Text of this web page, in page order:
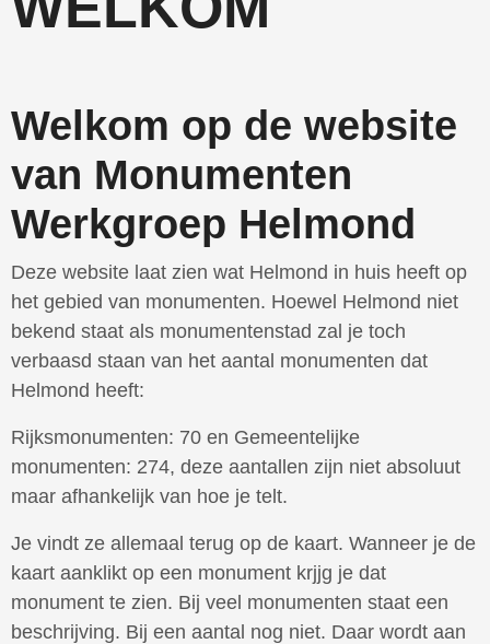
Welkom op de website
van Monumenten
Werkgroep Helmond
Deze website laat zien wat Helmond in huis heeft op
het gebied van monumenten. Hoewel Helmond niet
bekend staat als monumentenstad zal je toch
verbaasd staan van het aantal monumenten dat
Helmond heeft:
Rijksmonumenten: 70 en Gemeentelijke
monumenten: 274, deze aantallen zijn niet absoluut
maar afhankelijk van hoe je telt.
Je vindt ze allemaal terug op de kaart. Wanneer je de
kaart aanklikt op een monument krjjg je dat
monument te zien. Bij veel monumenten staat een
beschrijving. Bij een aantal nog niet. Daar wordt aan